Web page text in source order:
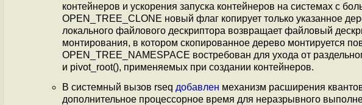
контейнеров и ускорения запуска контейнеров на системах с
OPEN_TREE_CLONE новый флаг копирует только указанное
локального файлового дескриптора возвращает файловый
монтирования, в котором скопированное дерево монтируется
OPEN_TREE_NAMESPACE востребован для ухода от
и pivot_root(), применяемых при создании контейнеров.
В системный вызов rseq добавлен механизм расширения
дополнительное процессорное время для неразрывного